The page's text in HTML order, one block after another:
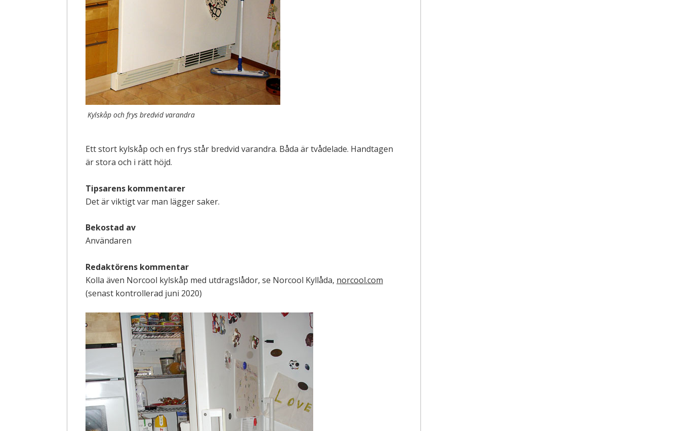
Kylskåp och frys bredvid varandra
Ett stort kylskåp och en frys står bredvid varandra. Båda är tvådelade. Handtagen
är stora och i rätt höjd.
Tipsarens kommentarer
Det är viktigt var man lägger saker.
Bekostad av
Användaren
Redaktörens kommentar
Kolla även Norcool kylskåp med utdragslådor, se Norcool Kyllåda, norcool.com
(senast kontrollerad juni 2020)